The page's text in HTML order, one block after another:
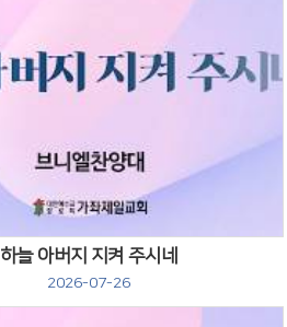
하늘 아버지 지켜 주시네
2026-07-26